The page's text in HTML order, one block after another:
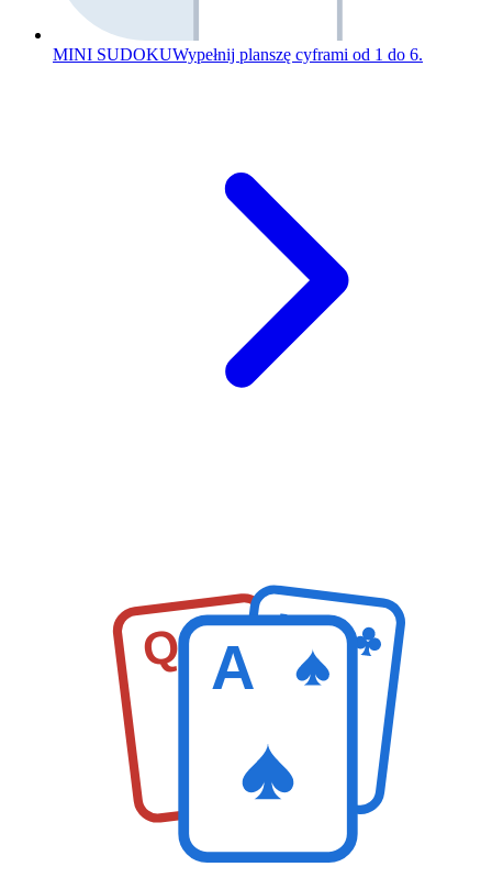
MINI SUDOKUWypełnij planszę cyframi od 1 do 6.
Q K
A